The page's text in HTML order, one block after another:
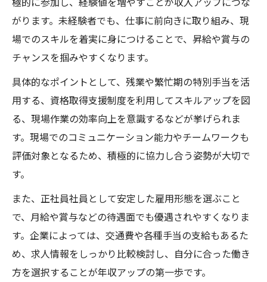
極的に参加し、経験値を増やすことが収入アップにつな
がります。未経験者でも、仕事に前向きに取り組み、現
場でのスキルを着実に身につけることで、昇給や賞与の
チャンスを掴みやすくなります。
具体的なポイントとして、残業や繁忙期の特別手当を活
用する、資格取得支援制度を利用してスキルアップを図
る、現場作業の効率向上を意識するなどが挙げられま
す。現場でのコミュニケーション能力やチームワークも
評価対象となるため、積極的に協力し合う姿勢が大切で
す。
また、正社員社員として安定した雇用形態を選ぶこと
で、月給や賞与などの待遇面でも優遇されやすくなりま
す。企業によっては、交通費や各種手当の支給もあるた
め、求人情報をしっかり比較検討し、自分に合った働き
方を選択することが年収アップの第一歩です。